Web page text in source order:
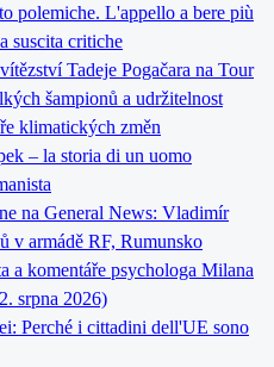
polemiche. L'appello a bere più
suscita critiche
Tadeje Pogačara na Tour
šampionů a udržitelnost
klimatických změn
– la storia di un uomo
na General News: Vladimír
v armádě RF, Rumunsko
a komentáře psychologa Milana
srpna 2026)
Perché i cittadini dell'UE sono